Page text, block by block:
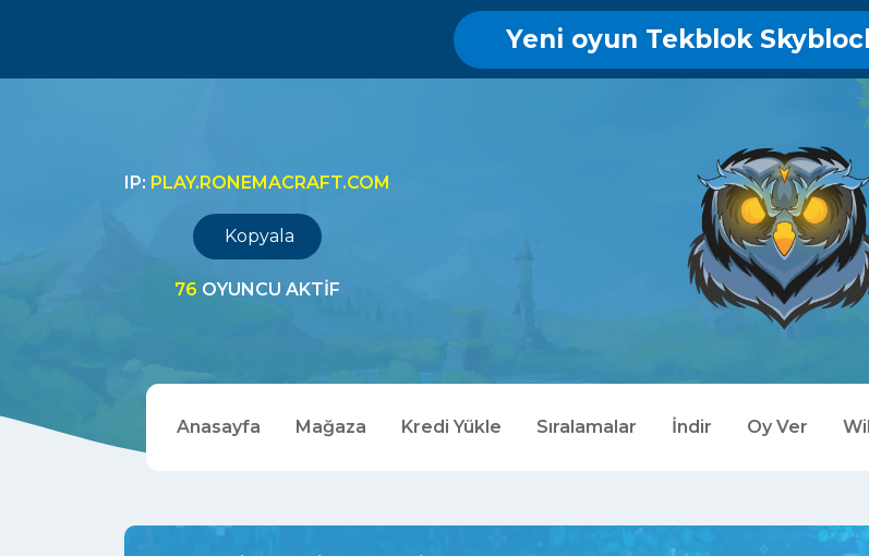
Yeni oyun Tekblok
IP: PLAY.RONEMACRAFT.COM
Kopyala
76 OYUNCU AKTIF
Anasayfa Mağaza Kredi Yükle Sıralamalar İndir Oy Ver